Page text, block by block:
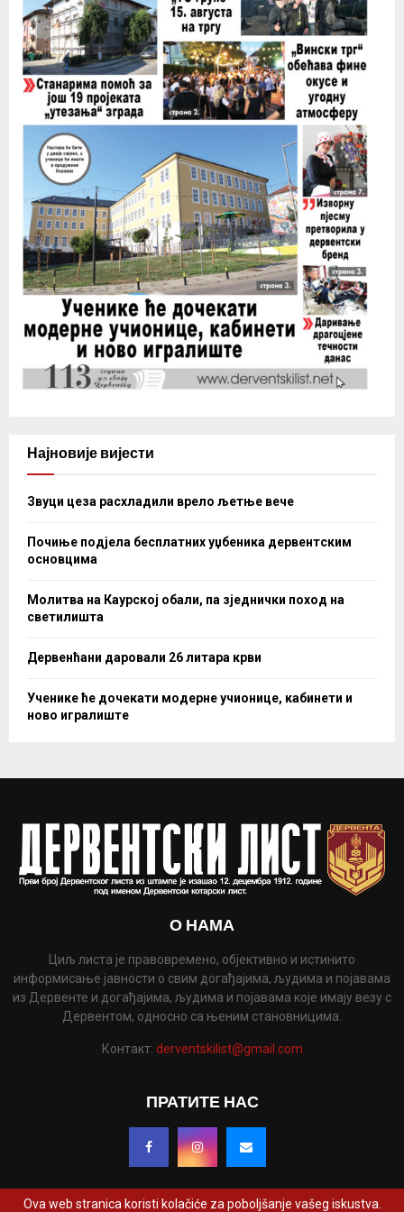
Најновије вијести
Звуци цеза расхладили врело љетње вече
Почиње подјела бесплатних уџбеника дервентским
основцима
Молитва на Каурској обали, па зједнички поход на
светилишта
Дервенћани даровали 26 литара крви
Ученике ће дочекати модерне учионице, кабинети и
ново игралиште
О НАМА
Циљ листа је правовремено, објективно и истинито
информисање јавности о свим догађајима, људима и појавама
из Дервенте и догађајима, људима и појавама које имају везу с
Дервентом, односно са њеним становницима.
Контакт: derventskilist@gmail.com
ПРАТИТЕ НАС
Ova web stranica koristi kolačiće za poboljšanje vašeg iskustva.